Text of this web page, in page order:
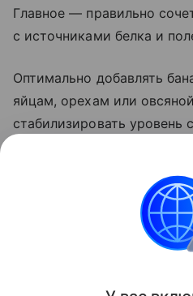
Главное — правильно
с источниками белка и
Оптимально добавлять
яйцам, орехам или
стабилизировать уровень
в качестве единственного